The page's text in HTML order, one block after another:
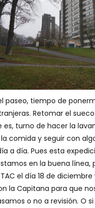
paseo, tiempo de
Retomar el
es, turno de hacer la
comida y seguir con
a día. Pues esta
en la buena línea,
el día 18 de diciembre
la Capitana para que
o no a revisión. O